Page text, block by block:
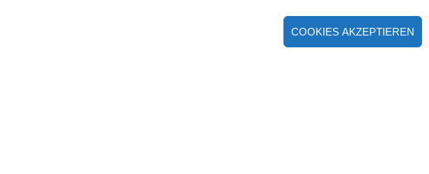
COOKIES AKZEPTIEREN